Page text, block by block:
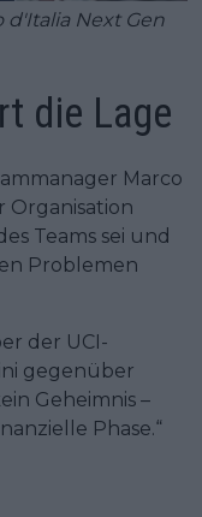
Next Gen
die Lage
Marco
Organisation
Teams sei und
Problemen
der UCI-
gegenüber
Geheimnis –
Phase.“